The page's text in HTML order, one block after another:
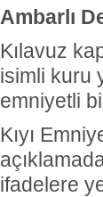
Ambarlı
Kılavuz
isimli kuru
emniyetli
Kıyı
ifadelere